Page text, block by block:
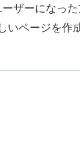
ザーになった
いページを作